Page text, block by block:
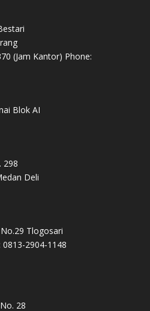
(Jam Kantor) Phone:
Blok AI
298
Deli
Tlogosari
2904-1148
28